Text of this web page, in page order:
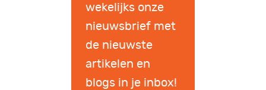
wekelijks onze
nieuwsbrief met
de nieuwste
artikelen en
blogs in je inbox!